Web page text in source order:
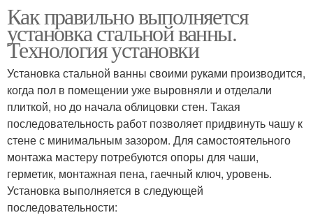
Как правильно выполняется
установка стальной ванны.
Технология установки
Установка стальной ванны своими руками производится,
когда пол в помещении уже выровняли и отделали
плиткой, но до начала облицовки стен. Такая
последовательность работ позволяет придвинуть чашу к
стене с минимальным зазором. Для самостоятельного
монтажа мастеру потребуются опоры для чаши,
герметик, монтажная пена, гаечный ключ, уровень.
Установка выполняется в следующей
последовательности: